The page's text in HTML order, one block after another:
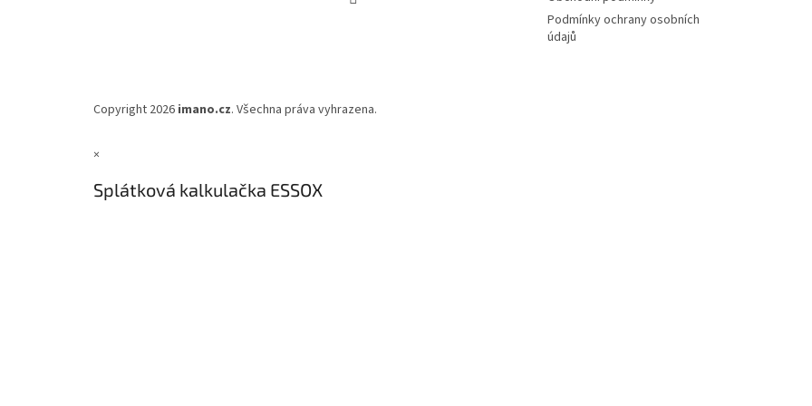
Podmínky ochrany osobních
údajů
Copyright 2026 imano.cz. Všechna práva vyhrazena.
×
Splátková kalkulačka ESSOX